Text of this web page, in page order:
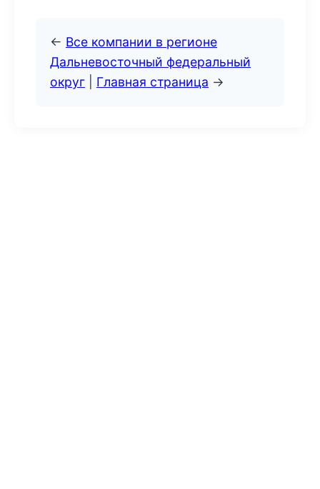
← Все компании в регионе
Дальневосточный федеральный
округ
Главная страница →